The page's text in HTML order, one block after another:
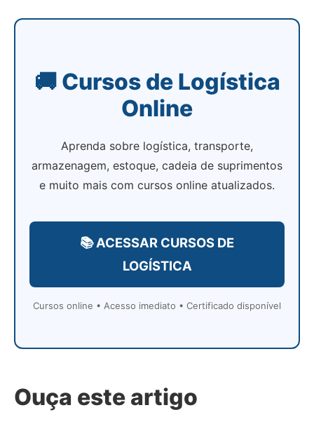
🚚 Cursos de Logística
Online
Aprenda sobre logística, transporte,
armazenagem, estoque, cadeia de suprimentos
e muito mais com cursos online atualizados.
📚 ACESSAR CURSOS DE
LOGÍSTICA
Cursos online • Acesso imediato • Certificado disponível
Ouça este artigo